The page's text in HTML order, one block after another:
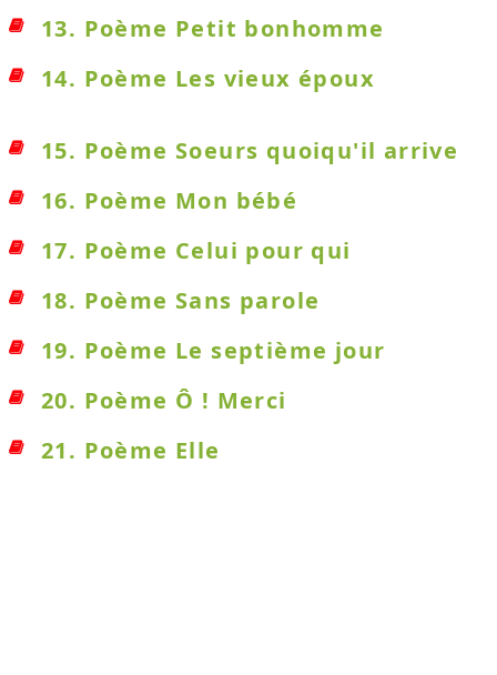
13. Poème Petit bonhomme
14. Poème Les vieux époux
15. Poème Soeurs quoiqu'il arrive
16. Poème Mon bébé
17. Poème Celui pour qui
18. Poème Sans parole
19. Poème Le septième jour
20. Poème Ô ! Merci
21. Poème Elle